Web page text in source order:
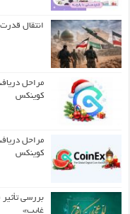
انتقال
مراحل
کوینکس
مراحل
کوینکس
بررسی
غایب»